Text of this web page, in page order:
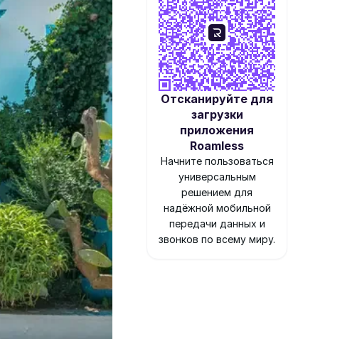
Отсканируйте для
загрузки
приложения
Roamless
Начните пользоваться
универсальным
решением для
надёжной мобильной
передачи данных и
звонков по всему миру.